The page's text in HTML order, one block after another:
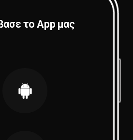
το App μας